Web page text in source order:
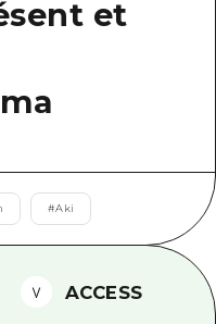
le transport en
et
#Aki
ACCESS